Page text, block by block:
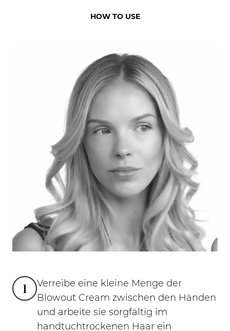
HOW TO USE
1
Verreibe eine kleine Menge der
Blowout Cream zwischen den Händen
und arbeite sie sorgfältig im
handtuchtrockenen Haar ein